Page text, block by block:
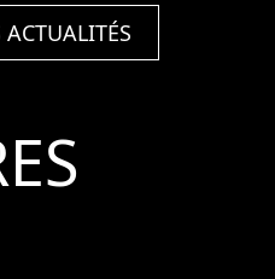
ACTUALITÉS